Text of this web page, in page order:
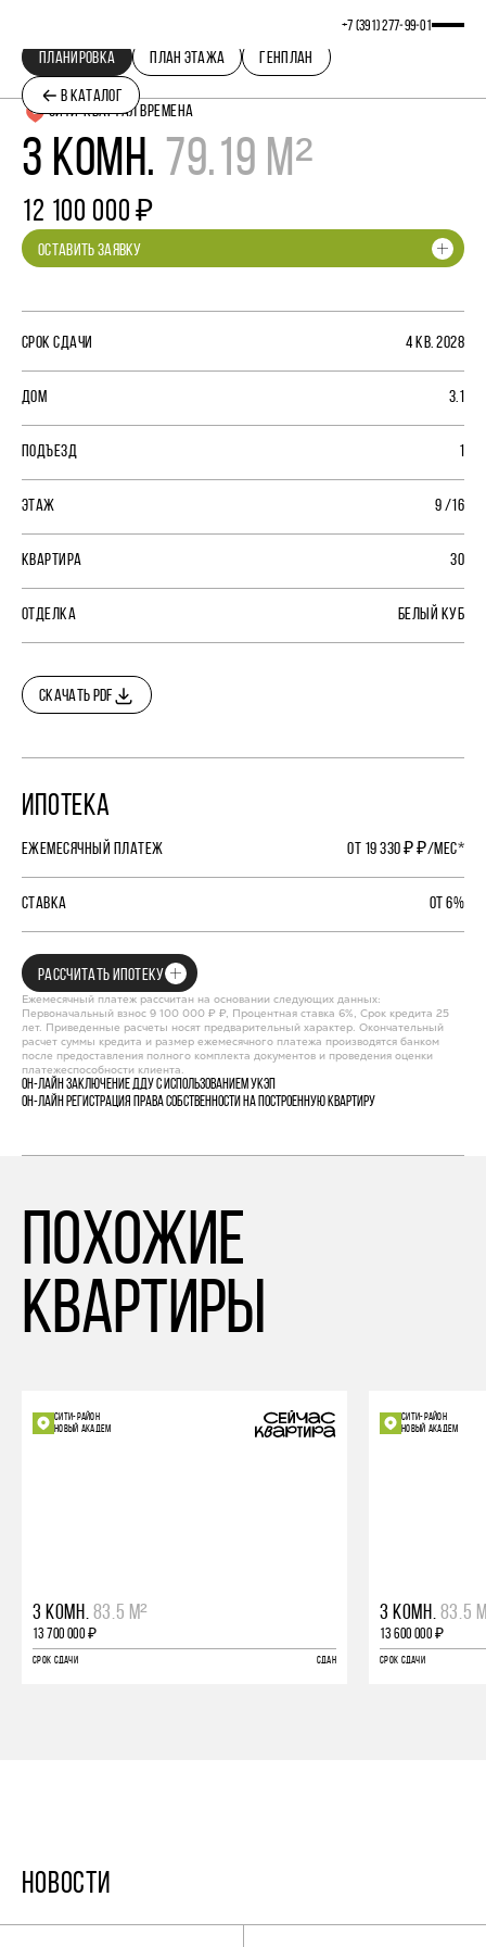
+7 (391) 277‒99‒01
В КАТАЛОГ
ПЛАНИРОВКА ПЛАН ЭТАЖА ГЕНПЛАН
СИТИ-КВАРТАЛ ВРЕМЕНА
3 КОМН. 79.19 М²
12 100 000 ₽
ОСТАВИТЬ ЗАЯВКУ
СРОК СДАЧИ 4 КВ. 2028
ДОМ 3.1
ПОДЪЕЗД 1
ЭТАЖ 9 /16
КВАРТИРА 30
ОТДЕЛКА БЕЛЫЙ КУБ
СКАЧАТЬ PDF
ИПОТЕКА
ЕЖЕМЕСЯЧНЫЙ ПЛАТЕЖ ОТ 19 330 ₽ ₽/МЕС*
СТАВКА ОТ 6%
РАССЧИТАТЬ ИПОТЕКУ
Ежемесячный платеж рассчитан на основании следующих данных:
Первоначальный взнос 9 100 000 ₽ ₽, Процентная ставка 6%, Срок кредита 25
лет. Приведенные расчеты носят предварительный характер. Окончательный
расчет суммы кредита и размер ежемесячного платежа производятся банком
после предоставления полного комплекта документов и проведения оценки
платежеспособности клиента.
Он-лайн заключение ДДУ с использованием УКЭП
Он-лайн регистрация права собственности на построенную квартиру
похожие
квартиры
СИТИ-РАЙОН
НОВЫЙ АКАДЕМ
3 КОМН. 83.5 М²
13 700 000 ₽
СРОК СДАЧИ СДАН
СИТИ-РАЙОН
НОВЫЙ АКАДЕМ
3 КОМН. 83.5
13 600 000 ₽
СРОК СДАЧИ
НОВОСТИ